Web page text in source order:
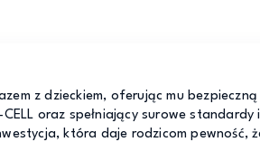
z dzieckiem, oferując mu
oraz spełniający surowe
która daje rodzicom pewność,